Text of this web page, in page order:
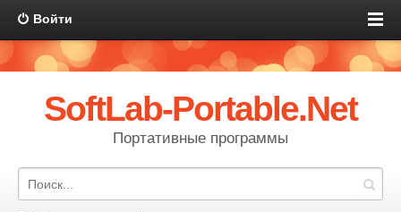
Войти
SoftLab-Portable.Net
Портативные программы